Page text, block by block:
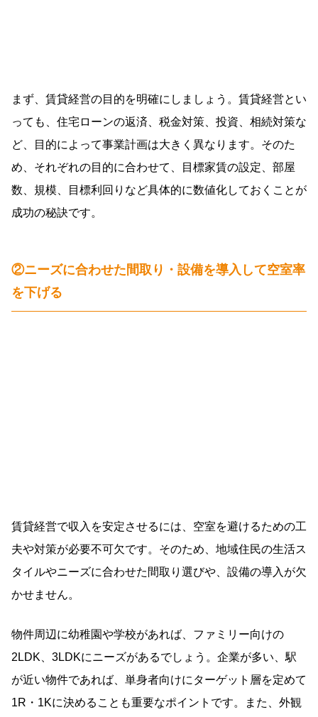
まず、賃貸経営の目的を明確にしましょう。賃貸経営とい
っても、住宅ローンの返済、税金対策、投資、相続対策な
ど、目的によって事業計画は大きく異なります。そのた
め、それぞれの目的に合わせて、目標家賃の設定、部屋
数、規模、目標利回りなど具体的に数値化しておくことが
成功の秘訣です。
②ニーズに合わせた間取り・設備を導入して空室率
を下げる
賃貸経営で収入を安定させるには、空室を避けるための工
夫や対策が必要不可欠です。そのため、地域住民の生活ス
タイルやニーズに合わせた間取り選びや、設備の導入が欠
かせません。
物件周辺に幼稚園や学校があれば、ファミリー向けの
2LDK、3LDKにニーズがあるでしょう。企業が多い、駅
が近い物件であれば、単身者向けにターゲット層を定めて
1R・1Kに決めることも重要なポイントです。また、外観